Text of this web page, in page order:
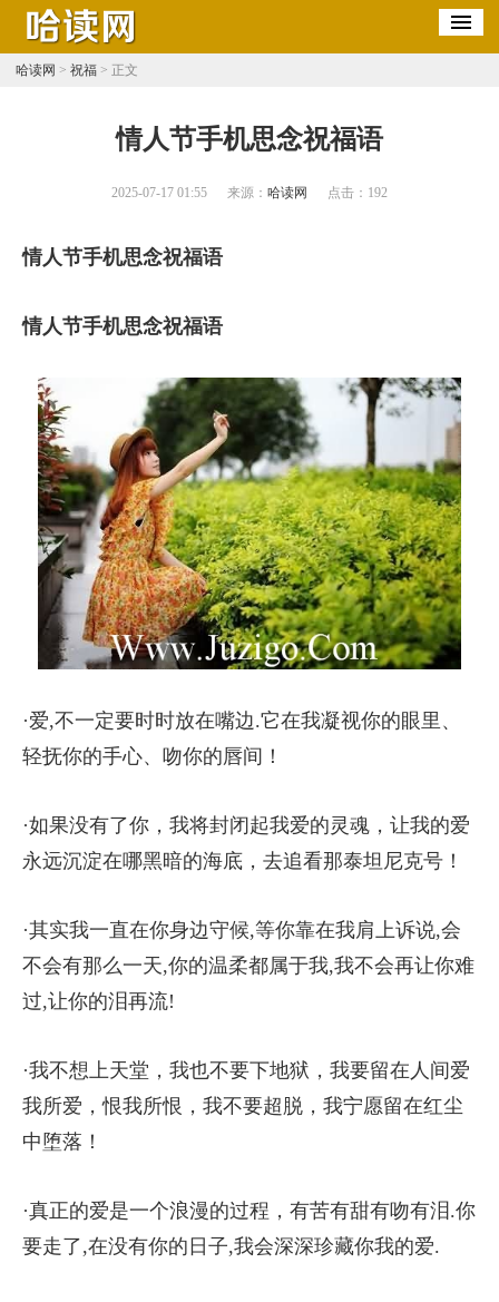
哈读网 > 祝福> 正文
​情人节手机思念祝福语
2025-07-17 01:55 来源： 哈读网 点击： 192
情人节手机思念祝福语
情人节手机思念祝福语
·爱,不一定要时时放在嘴边.它在我凝视你的眼里、
轻抚你的手心、吻你的唇间！
·如果没有了你，我将封闭起我爱的灵魂，让我的爱
永远沉淀在哪黑暗的海底，去追看那泰坦尼克号！
·其实我一直在你身边守候,等你靠在我肩上诉说,会
不会有那么一天,你的温柔都属于我,我不会再让你难
过,让你的泪再流!
·我不想上天堂，我也不要下地狱，我要留在人间爱
我所爱，恨我所恨，我不要超脱，我宁愿留在红尘
中堕落！
·真正的爱是一个浪漫的过程，有苦有甜有吻有泪.你
要走了,在没有你的日子,我会深深珍藏你我的爱.